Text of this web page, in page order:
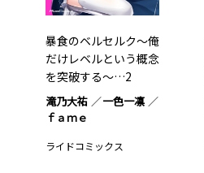
暴食のベルセルク～俺
だけレベルという概念
を突破する～…2
滝乃大祐
一色一凛
ｆａｍｅ
ライドコミックス